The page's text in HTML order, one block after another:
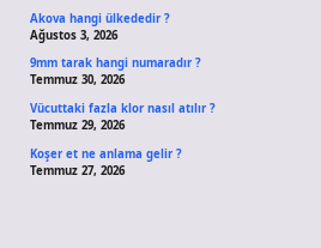
Akova hangi ülkededir ?
Ağustos 3, 2026
9mm tarak hangi numaradır ?
Temmuz 30, 2026
Vücuttaki fazla klor nasıl atılır ?
Temmuz 29, 2026
Koşer et ne anlama gelir ?
Temmuz 27, 2026